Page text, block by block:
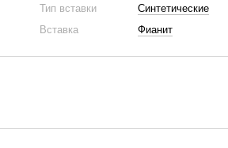
Тип вставки
Синтетические
Вставка
Фианит